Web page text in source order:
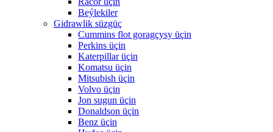
Beýlekiler
Gidrawlik süzgüç
Cummins flot goragçysy üçin
Perkins üçin
Katerpillar üçin
Komatsu üçin
Mitsubish üçin
Volvo üçin
Jon sugun üçin
Donaldson üçin
Benz üçin